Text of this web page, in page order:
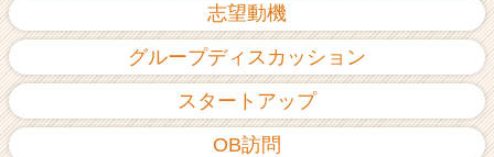
志望動機
グループディスカッション
スタートアップ
OB訪問